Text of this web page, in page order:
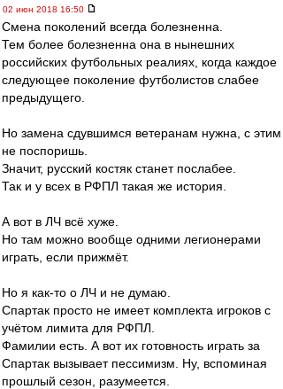
02 июн 2018 16:50
Смена поколений всегда болезненна.
Тем более болезненна она в нынешних
российских футбольных реалиях, когда каждое
следующее поколение футболистов слабее
предыдущего.
Но замена сдувшимся ветеранам нужна, с этим
не поспоришь.
Значит, русский костяк станет послабее.
Так и у всех в РФПЛ такая же история.
А вот в ЛЧ всё хуже.
Но там можно вообще одними легионерами
играть, если прижмёт.
Но я как-то о ЛЧ и не думаю.
Спартак просто не имеет комплекта игроков с
учётом лимита для РФПЛ.
Фамилии есть. А вот их готовность играть за
Спартак вызывает пессимизм. Ну, вспоминая
прошлый сезон, разумеется.